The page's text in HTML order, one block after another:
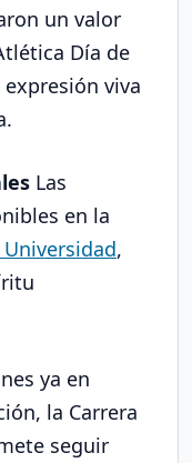
un valor
Día de
viva
Las
en la
Universidad,
ya en
la Carrera
seguir